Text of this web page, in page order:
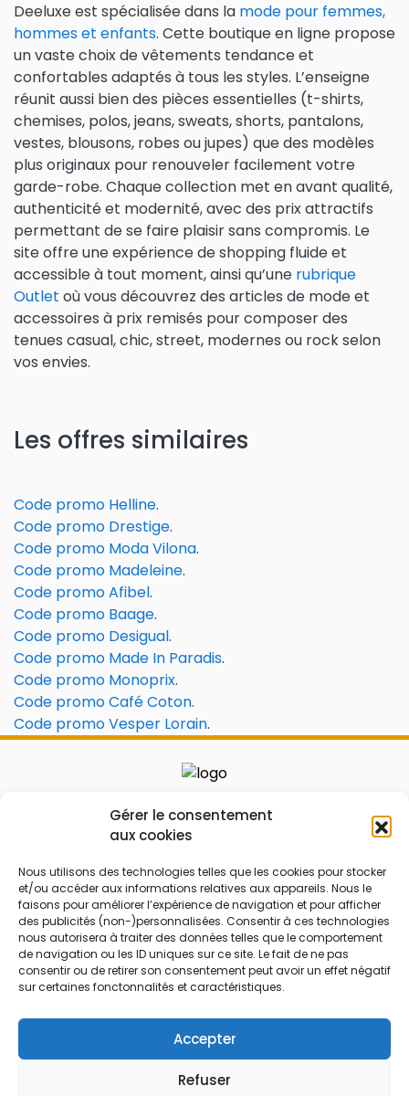
Gérer le consentement
aux cookies
Nous utilisons des technologies telles que les cookies pour stocker
et/ou accéder aux informations relatives aux appareils. Nous le
faisons pour améliorer l’expérience de navigation et pour afficher
des publicités (non-)personnalisées. Consentir à ces technologies
nous autorisera à traiter des données telles que le comportement
de navigation ou les ID uniques sur ce site. Le fait de ne pas
consentir ou de retirer son consentement peut avoir un effet négatif
sur certaines fonctonnalités et caractéristiques.
Accepter
Refuser
Deeluxe est spécialisée dans la mode pour femmes,
hommes et enfants. Cette boutique en ligne propose
un vaste choix de vêtements tendance et
confortables adaptés à tous les styles. L’enseigne
réunit aussi bien des pièces essentielles (t-shirts,
chemises, polos, jeans, sweats, shorts, pantalons,
vestes, blousons, robes ou jupes) que des modèles
plus originaux pour renouveler facilement votre
garde-robe. Chaque collection met en avant qualité,
authenticité et modernité, avec des prix attractifs
permettant de se faire plaisir sans compromis. Le
site offre une expérience de shopping fluide et
accessible à tout moment, ainsi qu’une rubrique
Outlet où vous découvrez des articles de mode et
accessoires à prix remisés pour composer des
tenues casual, chic, street, modernes ou rock selon
vos envies.
Les offres similaires
Code promo Helline.
Code promo Drestige.
Code promo Moda Vilona.
Code promo Madeleine.
Code promo Afibel.
Code promo Baage.
Code promo Desigual.
Code promo Made In Paradis.
Code promo Monoprix.
Code promo Café Coton.
Code promo Vesper Lorain.
Le prix peut être réduit !
FAQ
Qui sommes nous
Contactez-nous
Mentions légales
Code réduction
Bons plans
Soldes
French Days
© 2026 Tous droits réservés.